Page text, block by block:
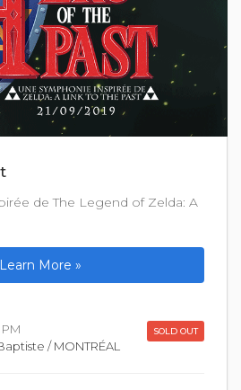
de The Legend of Zelda: A
Learn More »
PM SOLD OUT
/ MONTRÉAL